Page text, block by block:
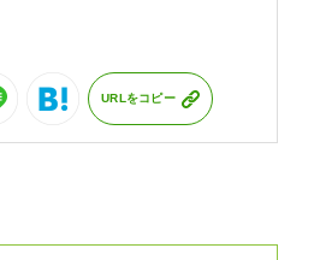
URLをコピー